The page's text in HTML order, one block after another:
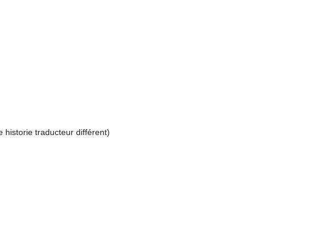
historie traducteur différent)